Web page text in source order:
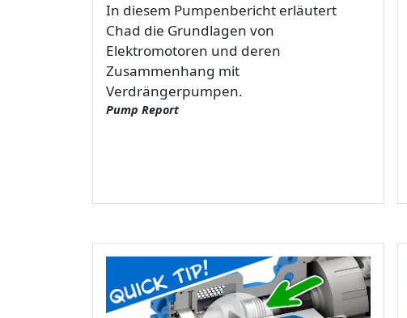
In diesem Pumpenbericht erläutert
Chad die Grundlagen von
Elektromotoren und deren
Zusammenhang mit
Verdrängerpumpen.
Pump Report